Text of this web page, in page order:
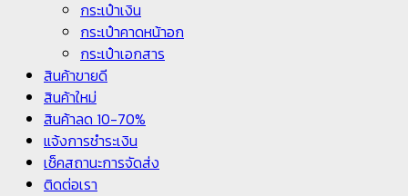
กระเป๋าเงิน
กระเป๋าคาดหน้าอก
กระเป๋าเอกสาร
สินค้าขายดี
สินค้าใหม่
สินค้าลด 10-70%
แจ้งการชำระเงิน
เช็คสถานะการจัดส่ง
ติดต่อเรา